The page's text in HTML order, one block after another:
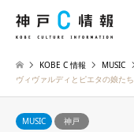
KOBE C 情報 MUSIC
ヴィヴァルディとピエタの娘たち
MUSIC 神戸